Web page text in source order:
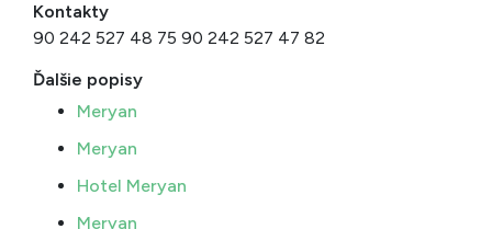
Kontakty
90 242 527 48 75 90 242 527 47 82
Ďalšie popisy
Meryan
Meryan
Hotel Meryan
Meryan